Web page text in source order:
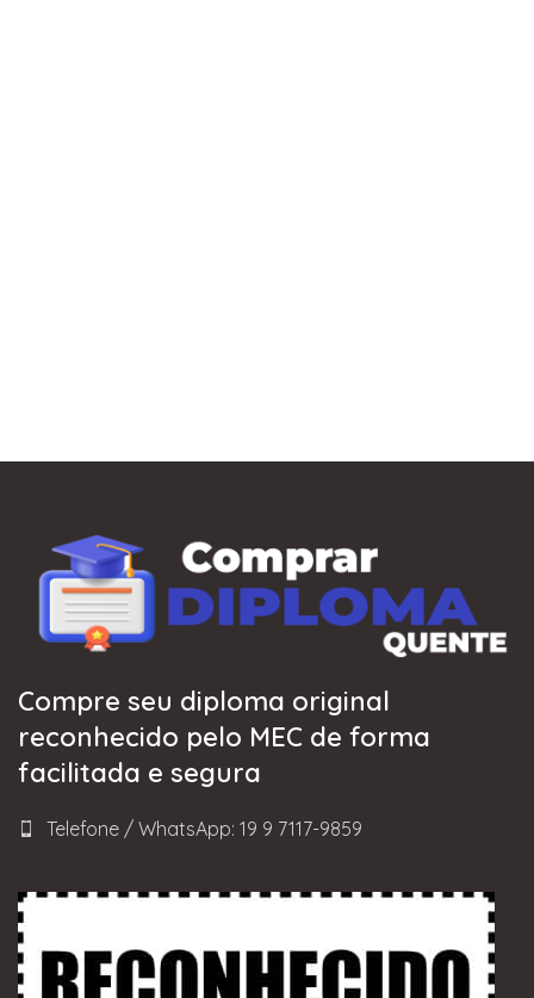
Compre seu diploma original
reconhecido pelo MEC de forma
facilitada e segura
Telefone / WhatsApp: 19 9 7117-9859